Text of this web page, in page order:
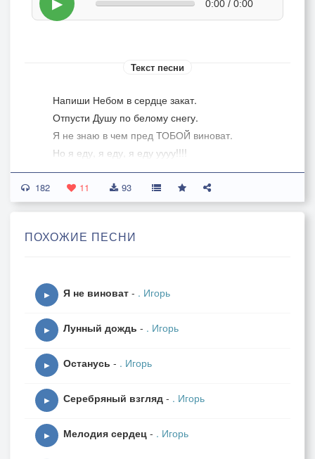
▶ 0:00 / 0:00
Текст песни
Напиши Небом в сердце закат.
Отпусти Душу по белому снегу.
Я не знаю в чем пред ТОБОЙ виноват.
Но я еду, я еду, я еду уууу!!!!
(2)
По заснеженной сердца Земле.
По разбитой в кровь болью кручине.
Не обжитой, не милой, не миииилой!
Чтоб от слез моё сердце остыло.
И вновь сердце ожило, ожило ооо!!
Ты мне с сердца слез иней убрал!
Прошлых болей костёр раскидав.
182 11 93
ПОХОЖИЕ ПЕСНИ
▶ Я не виноват - . Игорь
▶ Лунный дождь - . Игорь
▶ Останусь - . Игорь
▶ Серебряный взгляд - . Игорь
▶ Мелодия сердец - . Игорь